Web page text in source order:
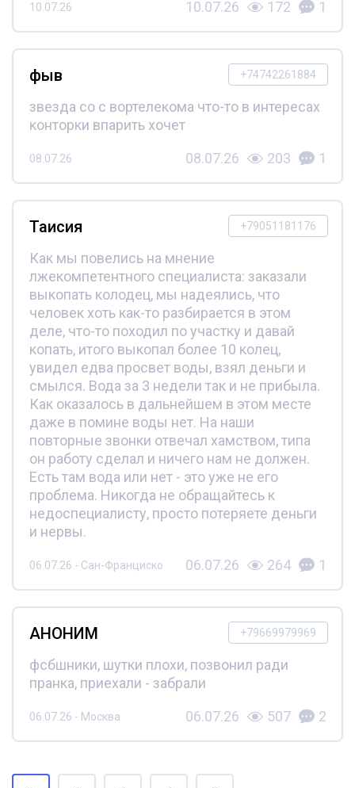
10.07.26 10.07.26 172 1
+74742261884
фыв
звезда со с вортелекома что-то в интересах
конторки впарить хочет
08.07.26 08.07.26 203 1
+79051181176
Таисия
Как мы повелись на мнение
лжекомпетентного специалиста: заказали
выкопать колодец, мы надеялись, что
человек хоть как-то разбирается в этом
деле, что-то походил по участку и давай
копать, итого выкопал более 10 колец,
увидел едва просвет воды, взял деньги и
смылся. Вода за 3 недели так и не прибыла.
Как оказалось в дальнейшем в этом месте
даже в помине воды нет. На наши
повторные звонки отвечал хамством, типа
он работу сделал и ничего нам не должен.
Есть там вода или нет - это уже не его
проблема. Никогда не обращайтесь к
недоспециалисту, просто потеряете деньги
и нервы.
06.07.26 - Сан-Франциско 06.07.26 264 1
+79669979969
АНОНИМ
фсбшники, шутки плохи, позвонил ради
пранка, приехали - забрали
06.07.26 - Москва 06.07.26 507 2